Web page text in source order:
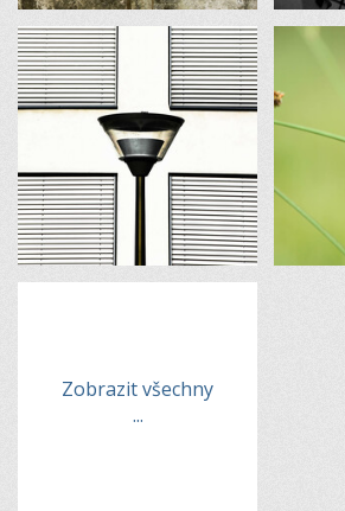
Zobrazit všechny
...